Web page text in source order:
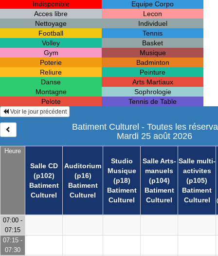
Indisponible
Equipe Corpo
Acces libre
Lecon
Nettoyage
Individuel
Football
Tennis
Volley
Basket
Gym
Musique
Poterie
Badminton
Reliure
Peinture
Danse
Arts Martiaux
Montagne
Sophrologie
Pelote
Tennis de Table
Heure
Salle CD
(p102)
Batiment
Culturel
Auditorium
(p16)
Batiment
Culturel
Studio
Musique
(p18)
Batiment
Culturel
Salle Arts-
manuels
(p104)
Batiment
Culturel
Salle multi-
activites
(p105)
Batiment
Culturel
Voir le jour précédent
Batiment Culturel - Toutes les
Mardi 25 août 2026
07:00 -
07:15
07:15 -
07:30